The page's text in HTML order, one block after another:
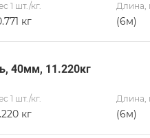
1 шт./кг.
кг
Длина,
(6м)
40мм, 11.220кг
1 шт./кг.
кг
Длина,
(6м)